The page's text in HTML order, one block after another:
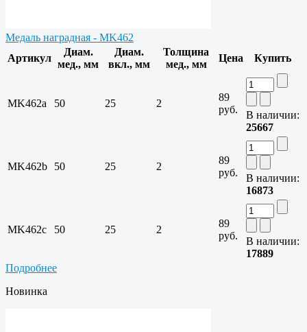
Медаль наградная - MK462
Артикул
Диам.
мед., мм
Диам.
вкл., мм
Толщина
мед., мм
Цена Купить
MK462a 50 25 2
89
руб.
В наличии:
25667
MK462b 50 25 2
89
руб.
В наличии:
16873
MK462c 50 25 2
89
руб.
В наличии:
17889
Подробнее
Новинка